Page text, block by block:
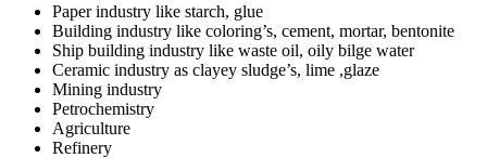
Paper industry like starch, glue
Building industry like coloring’s, cement, mortar, bentonite
Ship building industry like waste oil, oily bilge water
Ceramic industry as clayey sludge’s, lime ,glaze
Mining industry
Petrochemistry
Agriculture
Refinery